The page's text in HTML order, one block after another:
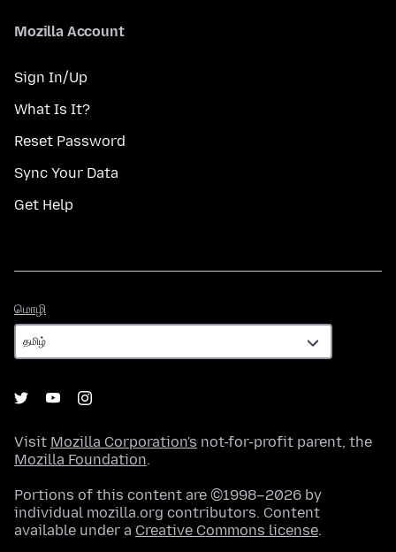
Mozilla Account
Sign In/Up
What Is It?
Reset Password
Sync Your Data
Get Help
மொழி
Visit Mozilla Corporation's not-for-profit parent, the
Mozilla Foundation.
Portions of this content are ©1998–2026 by
individual mozilla.org contributors. Content
available under a Creative Commons license.